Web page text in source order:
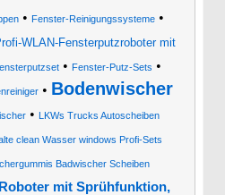
• Fenster-Reinigungssysteme•
WLAN-Fensterputzroboter mit
• Fenster-Putz-Sets •
• Bodenwischer
• LKWs Trucks Autoscheiben
clean Wasser windows Profi-Sets
Badwischer Scheiben
mit Sprühfunktion,